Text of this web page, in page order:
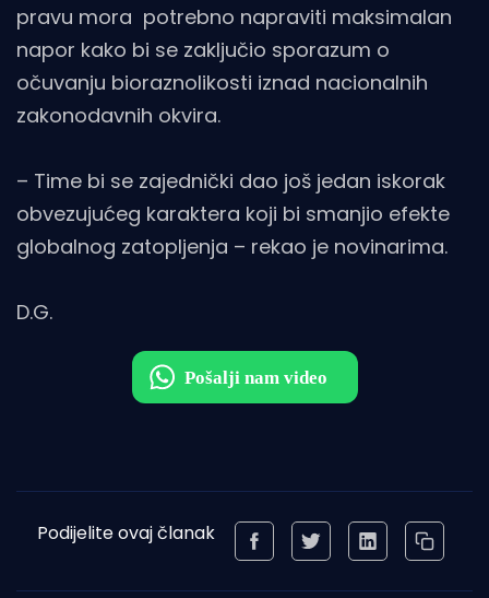
pravu mora potrebno napraviti maksimalan
napor kako bi se zaključio sporazum o
očuvanju bioraznolikosti iznad nacionalnih
zakonodavnih okvira.
– Time bi se zajednički dao još jedan iskorak
obvezujućeg karaktera koji bi smanjio efekte
globalnog zatopljenja – rekao je novinarima.
D.G.
Podijelite ovaj članak